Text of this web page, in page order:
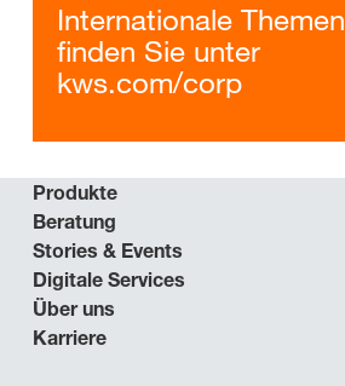
Internationale Themen
finden Sie unter
kws.com/corp
Produkte
Beratung
Stories & Events
Digitale Services
Über uns
Karriere